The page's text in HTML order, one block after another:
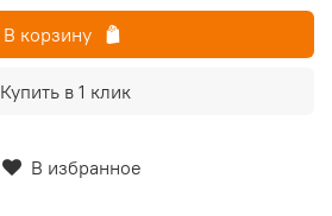
В избранное
В корзину
Купить в 1 клик